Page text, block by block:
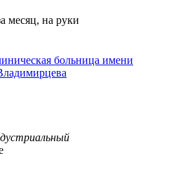
месяц, на руки
больница имени